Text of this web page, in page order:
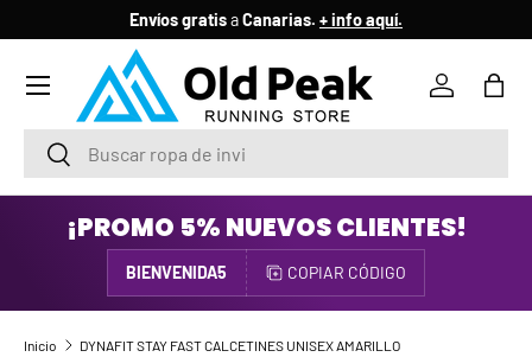
IR AL CONTENIDO
Envíos gratisaCanarias. + info aquí.
BuscarBuscar
Iniciar
Menú
¡PROMO 5% NUEVOS CLIENTES!
BIENVENIDA5 COPIAR CÓDIGO
Inicio DYNAFIT STAY FAST CALCETINES UNISEX AMARILLO